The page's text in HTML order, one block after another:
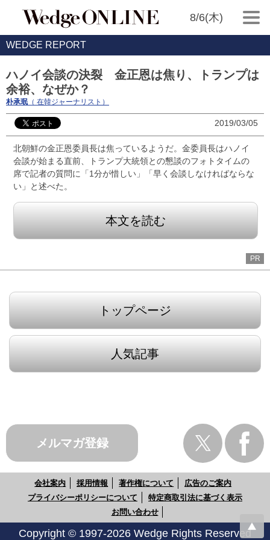
8/6(木)
WEDGE REPORT
ハノイ会談の決裂 金正恩は焦り、トランプは
余裕、なぜか？
朴承珉 （ 在韓ジャーナリスト）
2019/03/05
北朝鮮の金正恩委員長は焦っているようだ。金委員長はハノイ
会談が始まる直前、トランプ大統領との懇談のフォトタイムの
席で記者の質問に「1分が惜しい」「早く会談しなければならな
い」と述べた。
本文を読む
PR
トップページ
人気記事
メルマガ登録
会社案内 採用情報 著作権について
広告のご案内
プライバシーポリシーについて
特定商取引法に基づく表示
お問い合わせ
Copyright © 1997-2026 Wedge Rights Reserved